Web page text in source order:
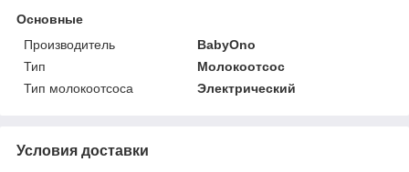
Основные
Производитель
BabyOno
Тип
Молокоотсос
Тип молокоотсоса
Электрический
Условия доставки